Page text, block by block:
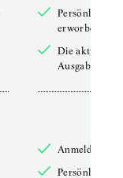
Persönliches
erworbenen
Die aktuelle
Ausgabe
Anmelden
Persönliche